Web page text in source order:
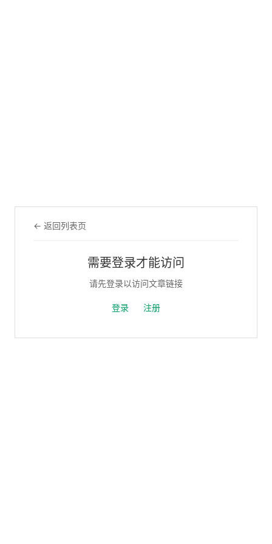
← 返回列表页
需要登录才能访问
请先登录以访问文章链接
登录 注册